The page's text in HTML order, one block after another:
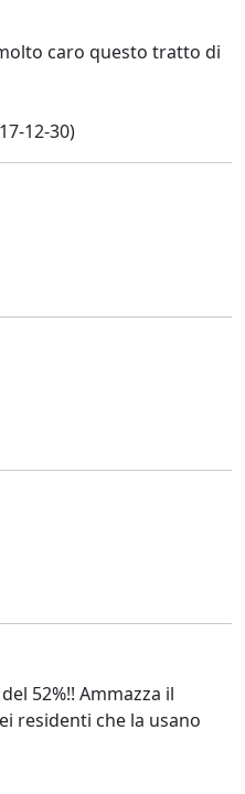
caro questo tratto di
12-30)
52%!! Ammazza il
residenti che la usano